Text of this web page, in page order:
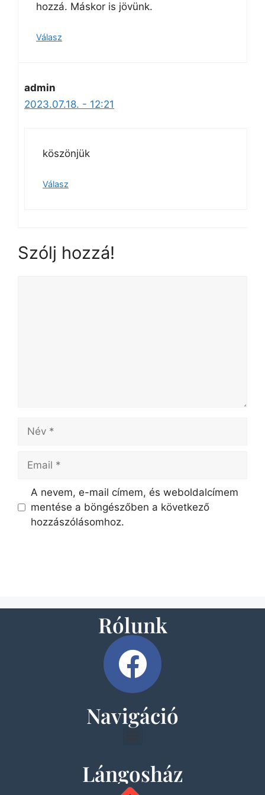
hozzá. Máskor is jövünk.
Válasz
admin
2023.07.18. - 12:21
köszönjük
Válasz
Szólj hozzá!
A nevem, e-mail címem, és weboldalcímem
mentése a böngészőben a következő
hozzászólásomhoz.
Rólunk
Navigáció
Lángosház